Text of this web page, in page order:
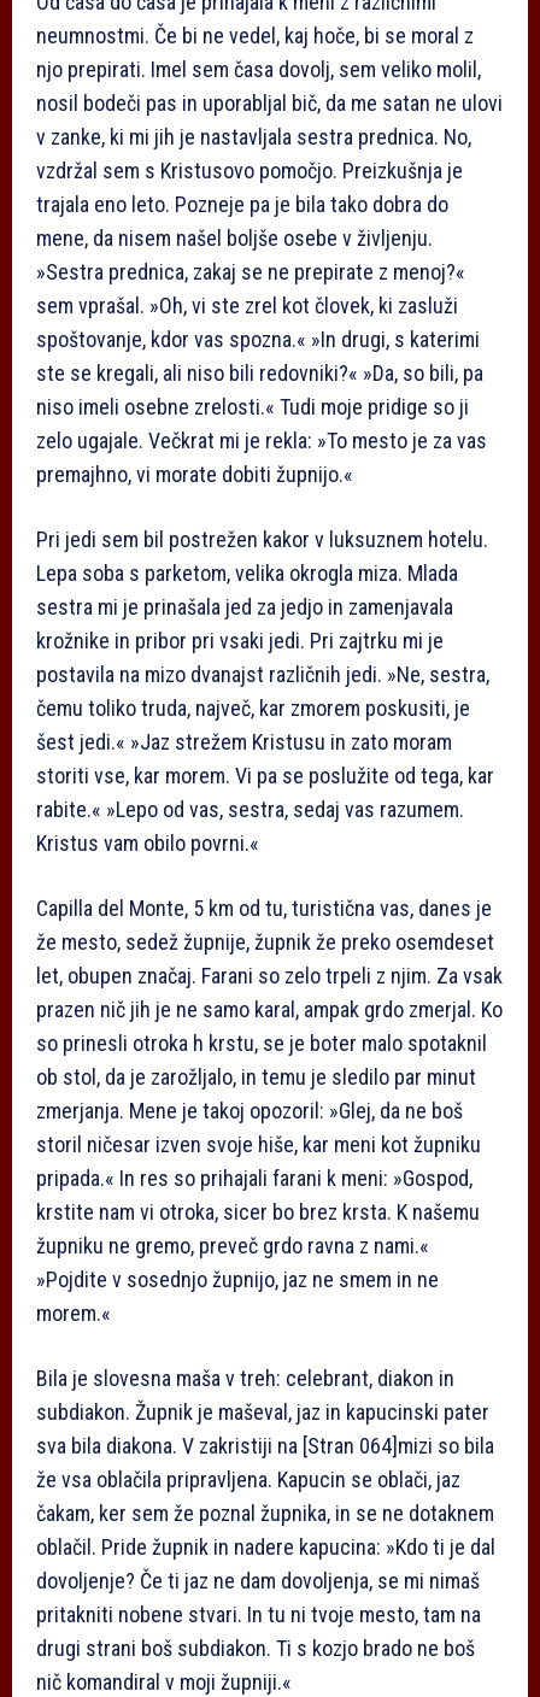
neumnostmi. Če bi ne vedel, kaj hoče, bi se moral z
njo prepirati. Imel sem časa dovolj, sem veliko molil,
nosil bodeči pas in uporabljal bič, da me satan ne ulovi
v zanke, ki mi jih je nastavljala sestra prednica. No,
vzdržal sem s Kristusovo pomočjo. Preizkušnja je
trajala eno leto. Pozneje pa je bila tako dobra do
mene, da nisem našel boljše osebe v življenju.
»Sestra prednica, zakaj se ne prepirate z menoj?«
sem vprašal. »Oh, vi ste zrel kot človek, ki zasluži
spoštovanje, kdor vas spozna.« »In drugi, s katerimi
ste se kregali, ali niso bili redovniki?« »Da, so bili, pa
niso imeli osebne zrelosti.« Tudi moje pridige so ji
zelo ugajale. Večkrat mi je rekla: »To mesto je za vas
premajhno, vi morate dobiti župnijo.«
Pri jedi sem bil postrežen kakor v luksuznem hotelu.
Lepa soba s parketom, velika okrogla miza. Mlada
sestra mi je prinašala jed za jedjo in zamenjavala
krožnike in pribor pri vsaki jedi. Pri zajtrku mi je
postavila na mizo dvanajst različnih jedi. »Ne, sestra,
čemu toliko truda, največ, kar zmorem poskusiti, je
šest jedi.« »Jaz strežem Kristusu in zato moram
storiti vse, kar morem. Vi pa se poslužite od tega, kar
rabite.« »Lepo od vas, sestra, sedaj vas razumem.
Kristus vam obilo povrni.«
Capilla del Monte, 5 km od tu, turistična vas, danes je
že mesto, sedež župnije, župnik že preko osemdeset
let, obupen značaj. Farani so zelo trpeli z njim. Za vsak
prazen nič jih je ne samo karal, ampak grdo zmerjal. Ko
so prinesli otroka h krstu, se je boter malo spotaknil
ob stol, da je zarožljalo, in temu je sledilo par minut
zmerjanja. Mene je takoj opozoril: »Glej, da ne boš
storil ničesar izven svoje hiše, kar meni kot župniku
pripada.« In res so prihajali farani k meni: »Gospod,
krstite nam vi otroka, sicer bo brez krsta. K našemu
župniku ne gremo, preveč grdo ravna z nami.«
»Pojdite v sosednjo župnijo, jaz ne smem in ne
morem.«
Bila je slovesna maša v treh: celebrant, diakon in
subdiakon. Župnik je maševal, jaz in kapucinski pater
sva bila diakona. V zakristiji na [Stran 064]mizi so bila
že vsa oblačila pripravljena. Kapucin se oblači, jaz
čakam, ker sem že poznal župnika, in se ne dotaknem
oblačil. Pride župnik in nadere kapucina: »Kdo ti je dal
dovoljenje? Če ti jaz ne dam dovoljenja, se mi nimaš
pritakniti nobene stvari. In tu ni tvoje mesto, tam na
drugi strani boš subdiakon. Ti s kozjo brado ne boš
nič komandiral v moji župniji.«